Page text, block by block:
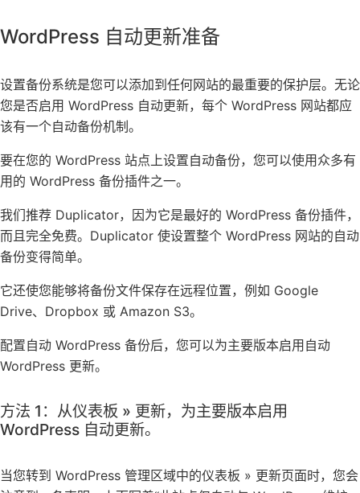
WordPress 自动更新准备
设置备份系统是您可以添加到任何网站的最重要的保护层。无论
您是否启用 WordPress 自动更新，每个 WordPress 网站都应
该有一个自动备份机制。
要在您的 WordPress 站点上设置自动备份，您可以使用众多有
用的 WordPress 备份插件之一。
我们推荐 Duplicator，因为它是最好的 WordPress 备份插件，
而且完全免费。Duplicator 使设置整个 WordPress 网站的自动
备份变得简单。
它还使您能够将备份文件保存在远程位置，例如 Google
Drive、Dropbox 或 Amazon S3。
配置自动 WordPress 备份后，您可以为主要版本启用自动
WordPress 更新。
方法 1：从仪表板 » 更新，为主要版本启用
WordPress 自动更新。
当您转到 WordPress 管理区域中的仪表板 » 更新页面时，您会